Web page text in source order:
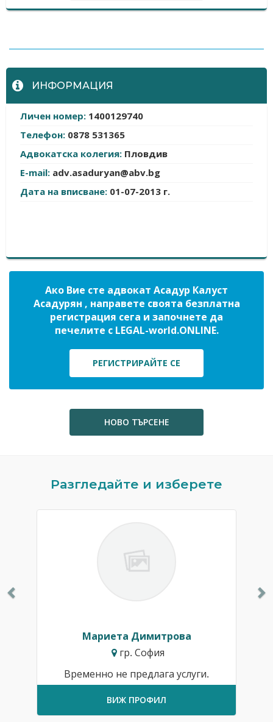
ИНФОРМАЦИЯ
Личен номер: 1400129740
Телефон: 0878 531365
Адвокатска колегия: Пловдив
E-mail: adv.asaduryan@abv.bg
Дата на вписване: 01-07-2013 г.
Ако Вие сте адвокат Асадур Калуст
Асадурян , направете своята безплатна
регистрация сега и започнете да
печелите с LEGAL-world.ONLINE.
РЕГИСТРИРАЙТЕ СЕ
НОВО ТЪРСЕНЕ
Разгледайте и изберете
Мариета Димитрова
гр. София
Временно не предлага услуги.
ВИЖ ПРОФИЛ